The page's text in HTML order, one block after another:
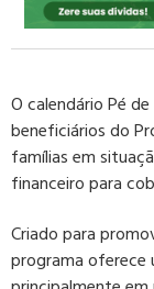
O calendário Pé
beneficiários do
famílias em
financeiro para
Criado para
programa oferece